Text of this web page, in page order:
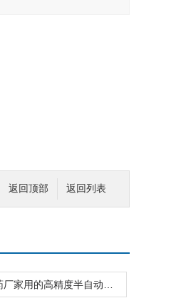
返回列表
返回顶部